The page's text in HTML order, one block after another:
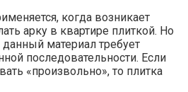
когда возникает
арку в квартире плиткой. Но
данный материал требует
последовательности. Если
«произвольно», то плитка